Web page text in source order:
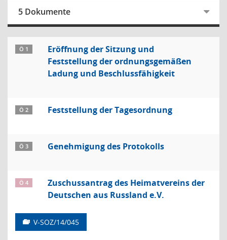
5 Dokumente
Ö 1
Eröffnung der Sitzung und
Feststellung der ordnungsgemäßen
Ladung und Beschlussfähigkeit
Ö 2 Feststellung der Tagesordnung
Ö 3 Genehmigung des Protokolls
Ö 4
Zuschussantrag des Heimatvereins der
Deutschen aus Russland e.V.
V-SOZ/14/045